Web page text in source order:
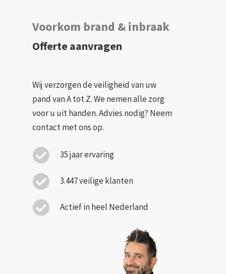
Voorkom brand & inbraak
Offerte aanvragen
Wij verzorgen de veiligheid van uw
pand van A tot Z. We nemen alle zorg
voor u uit handen. Advies nodig? Neem
contact met ons op.
35 jaar ervaring
3.447 veilige klanten
Actief in heel Nederland